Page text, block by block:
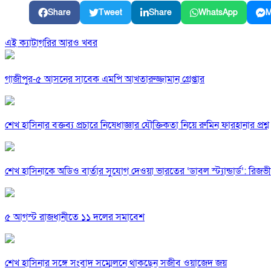
Share Tweet Share WhatsApp
এই ক্যাটাগরির আরও খবর
গাজীপুর-৫ আসনের সাবেক এমপি আখতারুজ্জামান গ্রেপ্তার
শেখ হাসিনার বক্তব্য প্রচারে নিষেধাজ্ঞার যৌক্তিকতা নিয়ে রুমিন ফারহানার প্রশ্ন
শেখ হাসিনাকে অডিও বার্তার সুযোগ দেওয়া ভারতের ‘ডাবল স্ট্যান্ডার্ড’: রিজভী
৫ আগস্ট রাজধানীতে ১১ দলের সমাবেশ
শেখ হাসিনার সঙ্গে সংবাদ সম্মেলনে থাকছেন সজীব ওয়াজেদ জয়